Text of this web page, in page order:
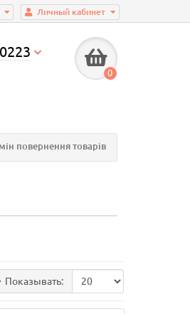
Личный кабинет
0
повернення товарів
Показывать: